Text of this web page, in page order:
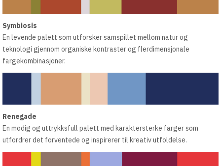
Symbiosis
En levende palett som utforsker samspillet mellom natur og
teknologi gjennom organiske kontraster og flerdimensjonale
fargekombinasjoner.
Renegade
En modig og uttrykksfull palett med karaktersterke farger som
utfordrer det forventede og inspirerer til kreativ utfoldelse.